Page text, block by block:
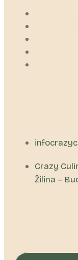
Crazy
Žilina –